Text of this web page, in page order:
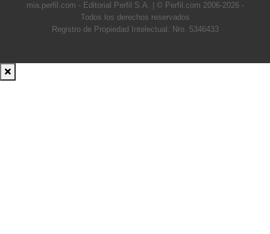
mia.perfil.com - Editorial Perfil S.A. | © Perfil.com 2006-2026 -
Todos los derechos reservados
Registro de Propiedad Intelectual: Nro. 5346433